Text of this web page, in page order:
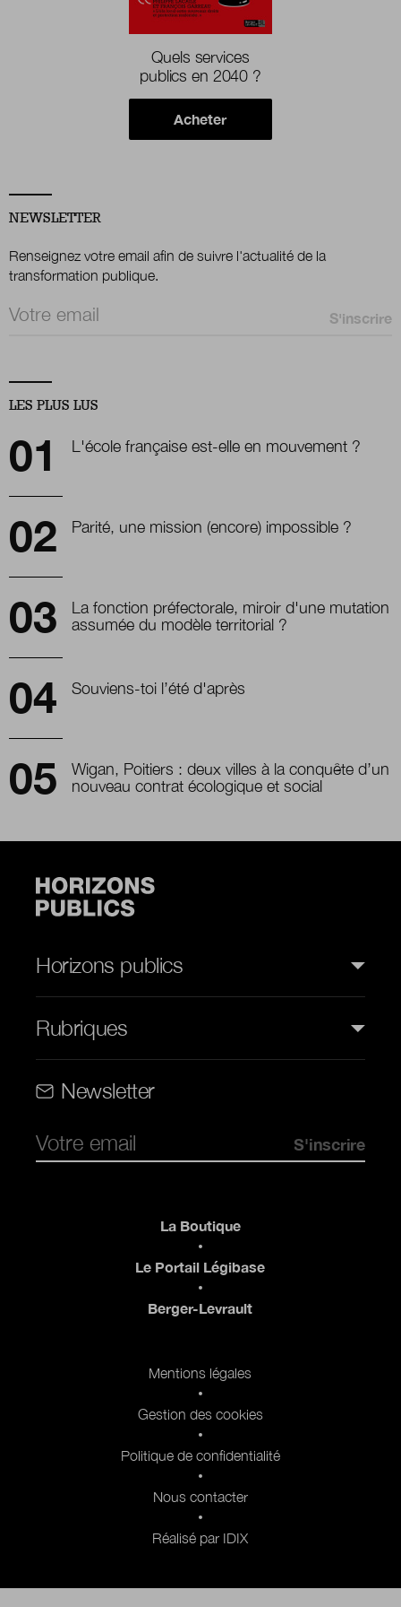
Quels services
publics en 2040 ?
Acheter
NEWSLETTER
Renseignez votre email afin de suivre l'actualité de la
transformation publique.
Email *
LES PLUS LUS
L'école française est-elle en mouvement ?
Parité, une mission (encore) impossible ?
La fonction préfectorale, miroir d'une mutation
assumée du modèle territorial ?
Souviens-toi l’été d'après
Wigan, Poitiers : deux villes à la conquête d’un
nouveau contrat écologique et social
Horizons publics
Rubriques
Newsletter
La Boutique
Le Portail Légibase
Berger-Levrault
Mentions légales
Gestion des cookies
Politique de confidentialité
Nous contacter
Réalisé par IDIX